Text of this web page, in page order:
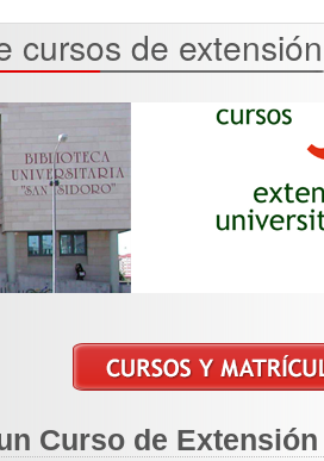
cursos de
Curso de